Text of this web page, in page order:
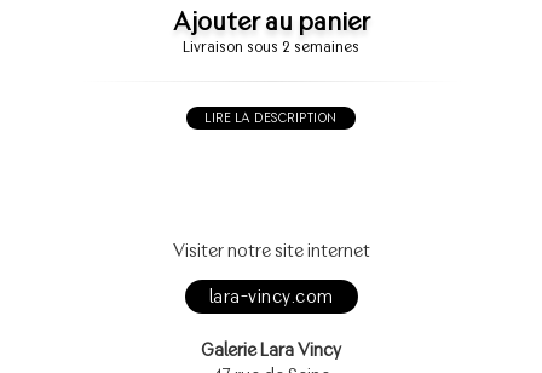
Ajouter au panier
Livraison sous 2 semaines
LIRE LA DESCRIPTION
Visiter notre site internet
lara-vincy.com
Galerie Lara Vincy